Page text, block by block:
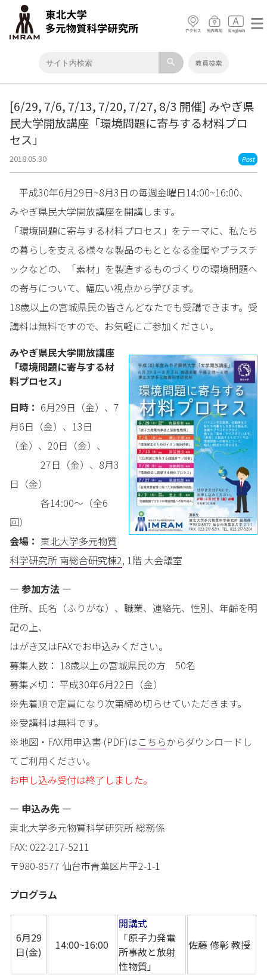
search 教員検索
[6/29, 7/6, 7/13, 7/20, 7/27, 8/3 開催] みやぎ県
民大学開放講座「環境問題に寄与する材料プロ
セス」
2018.05.30 Post
平成30年6月29日~8月3日の毎週金曜日14:00~16:00、
みやぎ県民大学開放講座を開講します。
「環境問題に寄与する材料プロセス」をテーマに、私たち
の暮らしを支える様々な製品のもととなる金属やプラスチ
ックなどの、「素材」を製造するものづくりの環境問題へ
の寄与について、幅広い視点から学びます。
18歳以上の宮城県民の皆さんどなたでも受講できます。受
講料は無料ですので、お気軽にご参加ください。
みやぎ県民大学開放講座
「環境問題に寄与する材
料プロセス」
日時： 6月29日（金）、7
月6日（金）、13日
（金）、20日（金）、
27日（金）、8月3
日（金）
各14:00～（全6
回）
会場： 東北大学多元物質
科学研究所 南総合研究棟2, 1階 大会議室
— 参加方法 —
住所、氏名（ふりがな）、職業、連絡先、性別、年齢を明
記の上、
はがき又はFAXでお申込みください。
募集人数： 18歳以上の宮城県民の方 50名
募集〆切： 平成30年6月22日（金）
※先着順で定員になり次第締め切らせていただきます。
※受講料は無料です。
※地図・FAX用申込書 (PDF)はこちらからダウンロードし
てご利用ください。
お申し込み受付は終了しました。
— 申込み先 —
東北大学多元物質科学研究所 総務係
FAX: 022-217-5211
〒980-8577 仙台市青葉区片平2-1-1
プログラム
6月29
日(金)
14:00~16:00
開講式
「原子力発電
所事故と放射
性物質」
佐藤 修彰 教授